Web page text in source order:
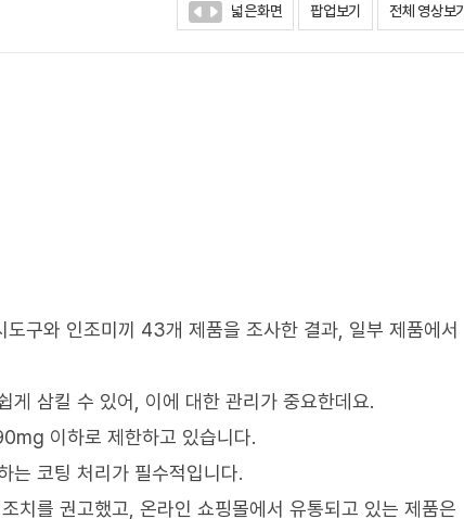
넓은화면 팝업보기 전체 영상보기
구와 인조미끼 43개 제품을 조사한 결과, 일부 제품에서
게 삼킬 수 있어, 이에 대한 관리가 중요한데요.
이하로 제한하고 있습니다.
는 코팅 처리가 필수적입니다.
치를 권고했고, 온라인 쇼핑몰에서 유통되고 있는 제품은